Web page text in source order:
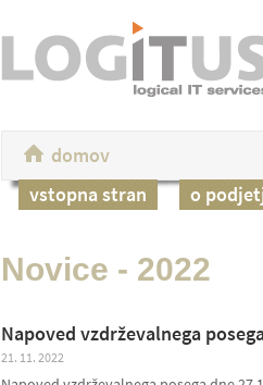
domov
vstopna stran
o
Novice - 2022
Napoved vzdrževalnega
21. 11. 2022